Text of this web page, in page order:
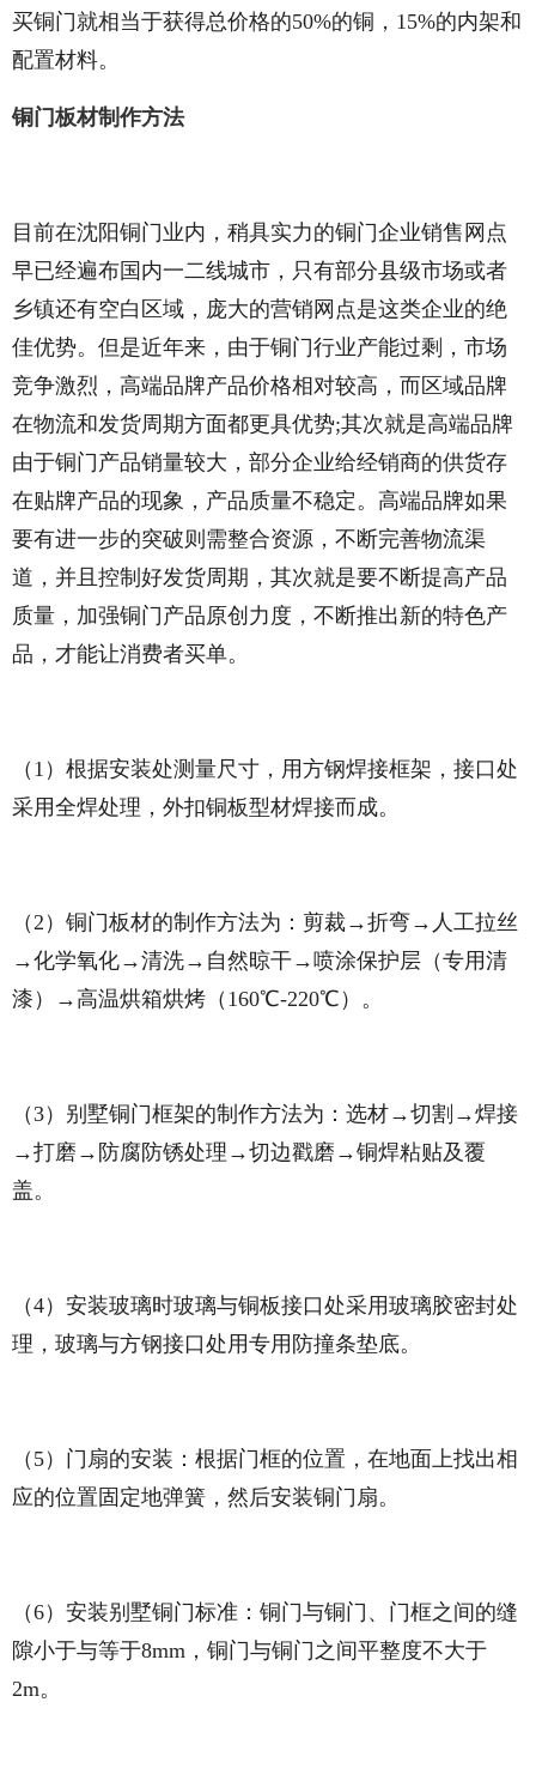
买铜门就相当于获得总价格的50%的铜，15%的内架和
配置材料。
铜门板材制作方法
目前在沈阳铜门业内，稍具实力的铜门企业销售网点
早已经遍布国内一二线城市，只有部分县级市场或者
乡镇还有空白区域，庞大的营销网点是这类企业的绝
佳优势。但是近年来，由于铜门行业产能过剩，市场
竞争激烈，高端品牌产品价格相对较高，而区域品牌
在物流和发货周期方面都更具优势;其次就是高端品牌
由于铜门产品销量较大，部分企业给经销商的供货存
在贴牌产品的现象，产品质量不稳定。高端品牌如果
要有进一步的突破则需整合资源，不断完善物流渠
道，并且控制好发货周期，其次就是要不断提高产品
质量，加强铜门产品原创力度，不断推出新的特色产
品，才能让消费者买单。
（1）根据安装处测量尺寸，用方钢焊接框架，接口处
采用全焊处理，外扣铜板型材焊接而成。
（2）铜门板材的制作方法为：剪裁→折弯→人工拉丝
→化学氧化→清洗→自然晾干→喷涂保护层（专用清
漆）→高温烘箱烘烤（160℃-220℃）。
（3）别墅铜门框架的制作方法为：选材→切割→焊接
→打磨→防腐防锈处理→切边戳磨→铜焊粘贴及覆
盖。
（4）安装玻璃时玻璃与铜板接口处采用玻璃胶密封处
理，玻璃与方钢接口处用专用防撞条垫底。
（5）门扇的安装：根据门框的位置，在地面上找出相
应的位置固定地弹簧，然后安装铜门扇。
（6）安装别墅铜门标准：铜门与铜门、门框之间的缝
隙小于与等于8mm，铜门与铜门之间平整度不大于
2m。